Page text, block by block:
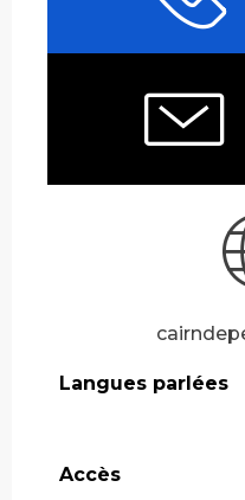
Langues parlées
Langues parlées
Accès
Accès